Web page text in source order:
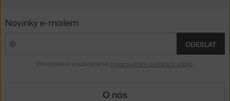
Novinky e-mailem
ODESLAT
Přihlášením souhlasíte se zpracováním osobních údajů
O nás